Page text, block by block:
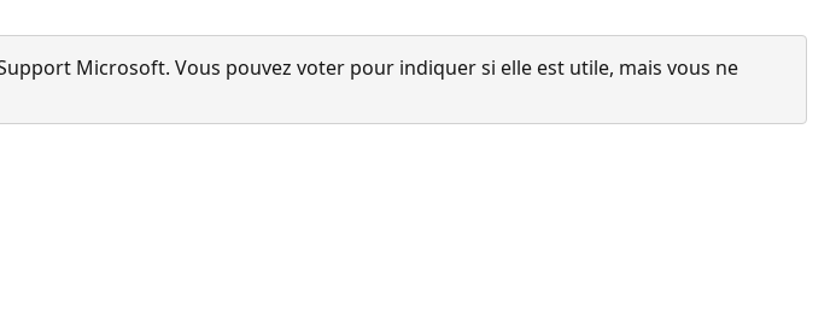
Microsoft. Vous pouvez voter pour indiquer si elle est utile, mais vous ne